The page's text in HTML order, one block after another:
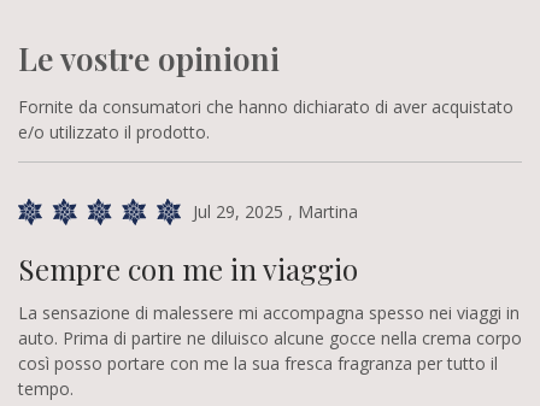
Le vostre opinioni
Fornite da consumatori che hanno dichiarato di aver acquistato
e/o utilizzato il prodotto.
Jul 29, 2025 , Martina
Sempre con me in viaggio
La sensazione di malessere mi accompagna spesso nei viaggi in
auto. Prima di partire ne diluisco alcune gocce nella crema corpo
così posso portare con me la sua fresca fragranza per tutto il
tempo.